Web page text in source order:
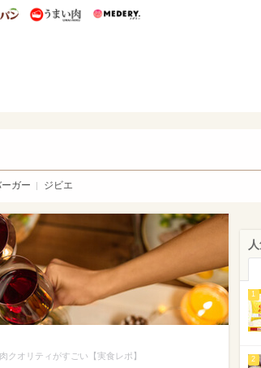
し うまいパン うまい肉
ガー ジビエ
クオリティがすごい【実食レポ】
1
2